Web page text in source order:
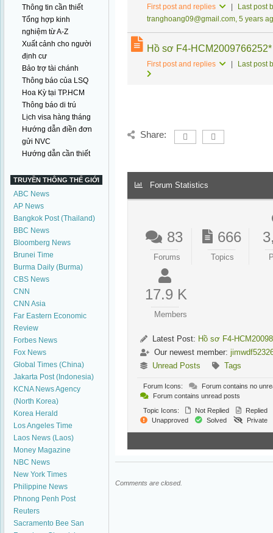
Thông tin cần thiết
Tổng hợp kinh
nghiệm từ A-Z
Xuất cảnh cho người
định cư
Bảo trợ tài chánh
Thông báo của LSQ
Hoa Kỳ tại TP.HCM
Thông báo di trú
Lịch visa hàng tháng
Hướng dẫn điền đơn
gửi NVC
Hướng dẫn cần thiết
TRUYỀN THÔNG THẾ GIỚI
ABC News
AP News
Bangkok Post (Thailand)
BBC News
Bloomberg News
Brunei Time
Burma Daily (Burma)
CBS News
CNN
CNN Asia
Far Eastern Economic
Review
Forbes News
Fox News
Global Times (China)
Jakarta Post (Indonesia)
KCNA News Agency
(North Korea)
Korea Herald
Los Angeles Time
Laos News (Laos)
Money Magazine
NBC News
New York Times
Philippine News
Phnong Penh Post
Reuters
Sacramento Bee San
First post and replies
Last post
tranghoang09@gmail.com, 5 years
Hồ sơ F4-HCM2009766252*
First post and replies Last post
Share:
Forum Statistics
83
Forums
666
Topics
17.9 K
Members
Latest Post: Hồ sơ F4-
Our newest member:
Unread Posts
Tags
Forum Icons:
Forum contains no
Forum contains unread posts
Topic Icons:
Not Replied
Replied
Unapproved
Solved Private
Comments are closed.